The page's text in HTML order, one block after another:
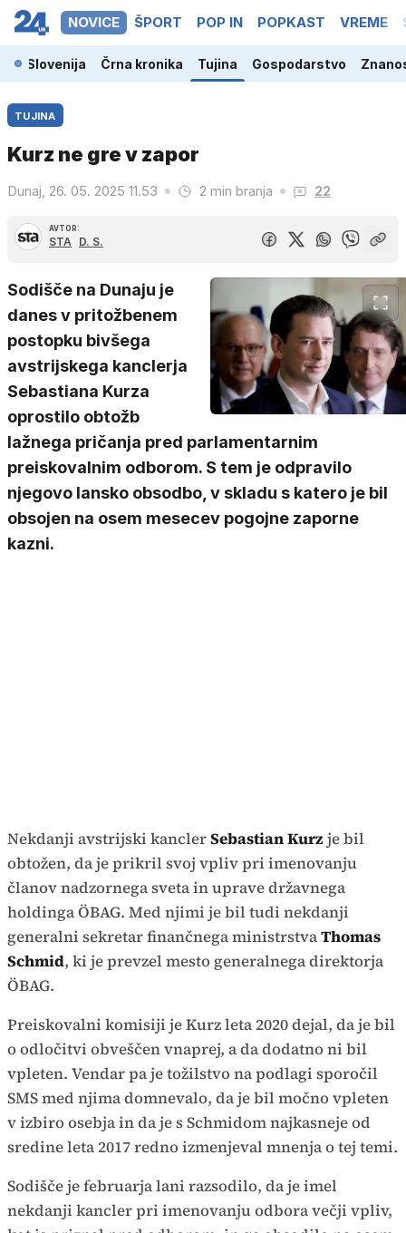
NOVICE ŠPORT POP IN POPKAST VREME
Slovenija Črna kronika Tujina Gospodarstvo
TUJINA
Kurz ne gre v zapor
Dunaj, 26. 05. 2025 11.53 2 min branja 22
AVTOR:
STA D. S.
Sodišče na Dunaju je
danes v pritožbenem
postopku bivšega
avstrijskega kanclerja
Sebastiana Kurza
oprostilo obtožb
lažnega pričanja pred parlamentarnim
preiskovalnim odborom. S tem je odpravilo
njegovo lansko obsodbo, v skladu s katero je bil
obsojen na osem mesecev pogojne zaporne
kazni.
Nekdanji avstrijski kanclerSebastian Kurzje bil
obtožen, da je prikril svoj vpliv pri imenovanju
članov nadzornega sveta in uprave državnega
holdinga ÖBAG. Med njimi je bil tudi nekdanji
generalni sekretar finančnega ministrstvaThomas
Schmid, ki je prevzel mesto generalnega direktorja
ÖBAG.
Preiskovalni komisiji je Kurz leta 2020 dejal, da je bil
o odločitvi obveščen vnaprej, a da dodatno ni bil
vpleten. Vendar pa je tožilstvo na podlagi sporočil
SMS med njima domnevalo, da je bil močno vpleten
v izbiro osebja in da je s Schmidom najkasneje od
sredine leta 2017 redno izmenjeval mnenja o tej temi.
Sodišče je februarja lani razsodilo, da je imel
nekdanji kancler pri imenovanju odbora večji vpliv,